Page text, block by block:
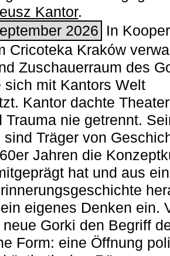
Kantor.
2026 In
Cricoteka Kraków
Zuschauerraum des
sich mit Kantors Welt
Kantor dachte
Trauma nie getrennt.
Träger von
Jahren die
hat und aus
eigenes Denken ein.
Gorki den Begriff
Form: eine Öffnung